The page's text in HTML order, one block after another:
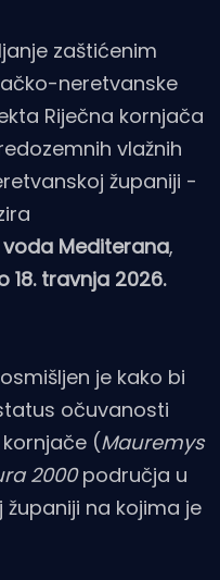
zaštićenim
neretvanske
Riječna kornjača
vlažnih
županiji -
voda Mediterana,
18. travnja 2026.
je kako bi
očuvanosti
(Mauremys
2000područja u
na kojima je